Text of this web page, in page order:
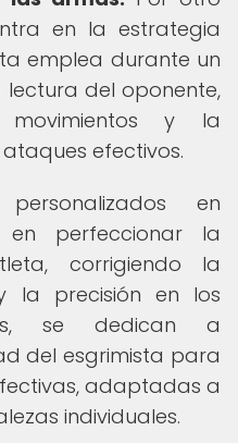
en la estrategia
emplea durante un
del oponente,
y la
efectivos.
en
perfeccionar la
corrigiendo la
la precisión en los
se dedican a
del esgrimista para
adaptadas a
individuales.